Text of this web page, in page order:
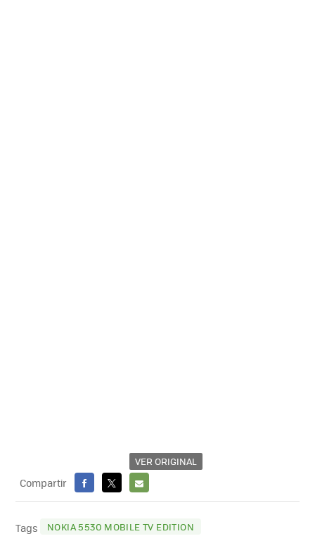
VER ORIGINAL
Compartir
FACEBOOK
X
E-
MAIL
Tags NOKIA 5530 MOBILE TV EDITION